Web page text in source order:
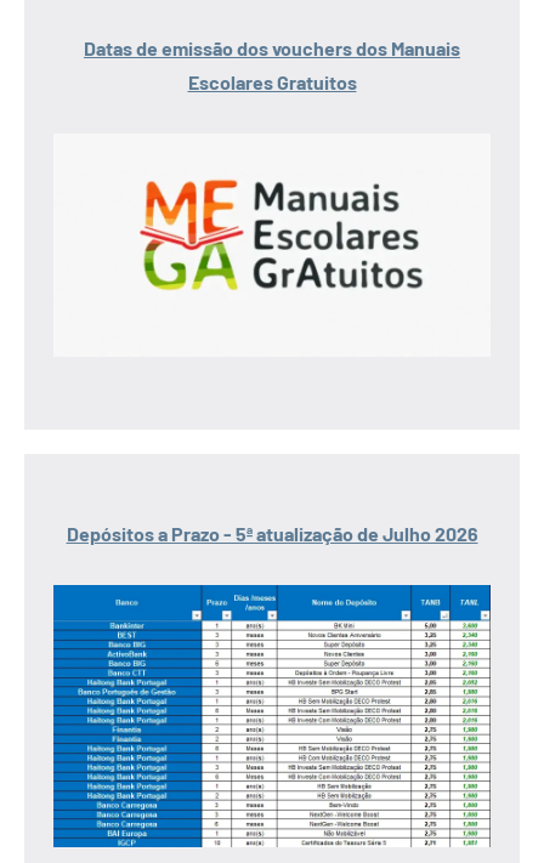
Datas de emissão dos vouchers dos Manuais
Escolares Gratuitos
Depósitos a Prazo - 5ª atualização de Julho 2026